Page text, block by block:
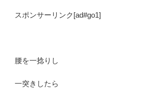
スポンサーリンク[ad#go1]
腰を一捻りし
一突きしたら